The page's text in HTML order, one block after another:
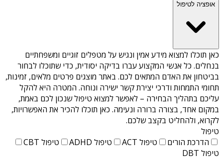
אופציה לטיפול
כאן תוכלו למצוא מידע אמין ונגיש על מטפלים זוגיים ומשפחתיים
בנחלים. כל אנשי המקצוע עברו בדיקה יסודית, כדי שתוכלו לבחור
בביטחון את האדם המתאים לכם. באתר מוצגים פרטים מלאים, זמינות,
תחומי התמחות ודרכי יצירת קשר ישירה ונוחה. המטרה היא להקל
עליכם בתהליך הבחירה – לאפשר למצוא טיפול שנכון לכם באמת,
במקום אחד, בצורה ברורה ונעימה. כאן תוכלו להכיר את האפשרויות,
לקרוא, ולהחליט בקצב שלכם.
טיפול
הדרכת הורים
טיפול ACT טיפול ADHD
טיפול CBT
טיפול DBT